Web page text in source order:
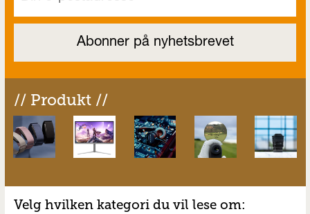
// Produkt //
Velg hvilken kategori du vil lese om: